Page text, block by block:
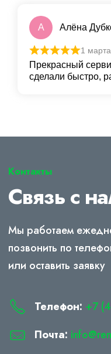
А Алёна
1 марта
Прекрасный
сделали быстро,
Контакты
Связь с
Мы работаем
позвонить по
или оставить заявку
Телефон: +7
Почта: